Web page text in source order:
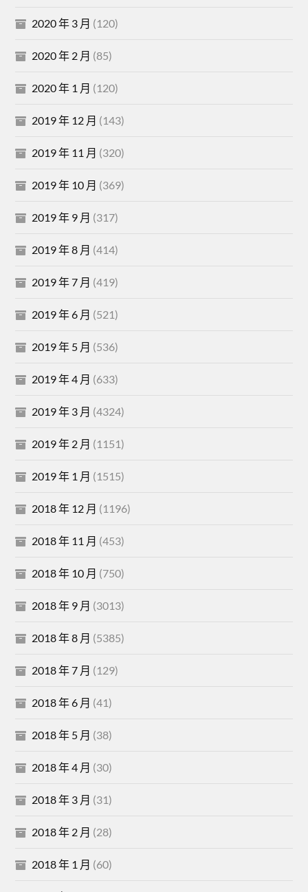
2020 年 3 月 (120)
2020 年 2 月 (85)
2020 年 1 月 (120)
2019 年 12 月 (143)
2019 年 11 月 (320)
2019 年 10 月 (369)
2019 年 9 月 (317)
2019 年 8 月 (414)
2019 年 7 月 (419)
2019 年 6 月 (521)
2019 年 5 月 (536)
2019 年 4 月 (633)
2019 年 3 月 (4324)
2019 年 2 月 (1151)
2019 年 1 月 (1515)
2018 年 12 月 (1196)
2018 年 11 月 (453)
2018 年 10 月 (750)
2018 年 9 月 (3013)
2018 年 8 月 (5385)
2018 年 7 月 (129)
2018 年 6 月 (41)
2018 年 5 月 (38)
2018 年 4 月 (30)
2018 年 3 月 (31)
2018 年 2 月 (28)
2018 年 1 月 (60)